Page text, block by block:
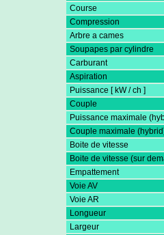
Course
Compression
Arbre a cames
Soupapes par cylindre
Carburant
Aspiration
Puissance [ kW / ch ]
Couple
Puissance maximale
Couple maximale
Boite de vitesse
Boite de vitesse (sur
Empattement
Voie AV
Voie AR
Longueur
Largeur